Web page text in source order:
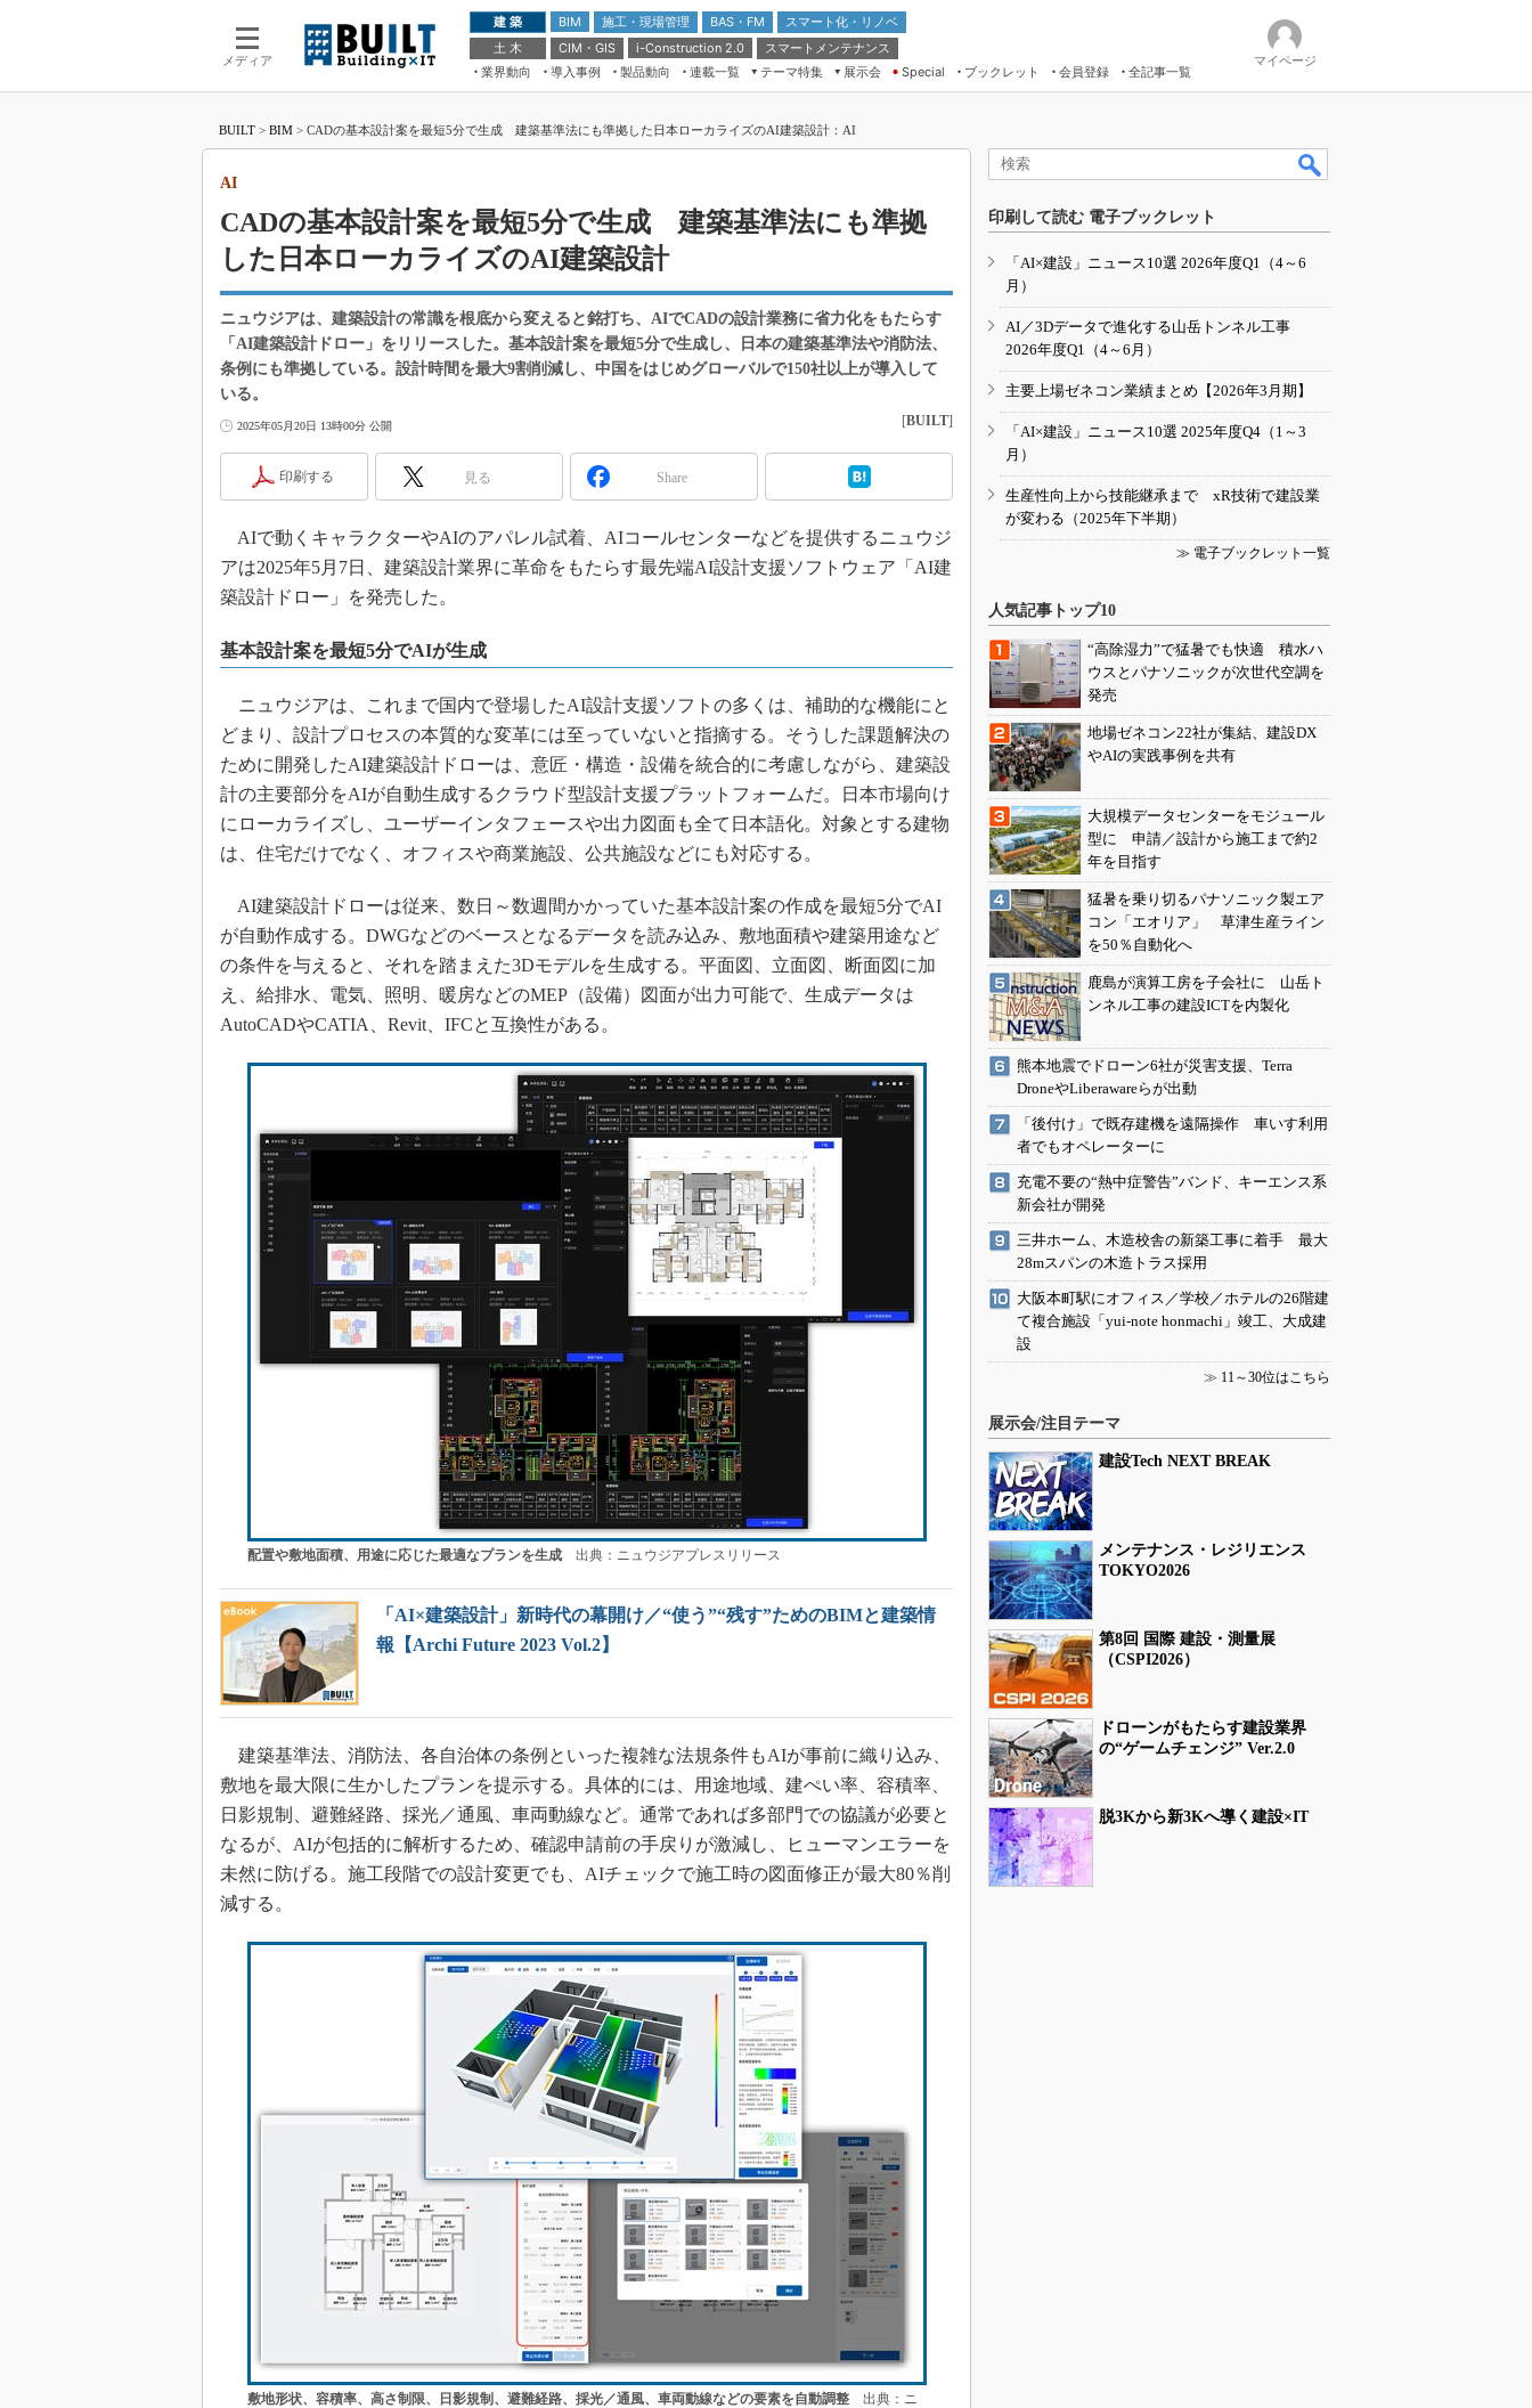
メディア
建 築 BIM 施工・現場管理 BAS・FM
スマート化・リノベ
土 木
CIM・GIS i-Construction 2.0
スマートメンテナンス
業界動向
導入事例 製品動向 連載一覧
テーマ特集
ドローンがもたらす建設業界の“ゲー
ムチェンジ” Ver.2.0
“Society5.0”時代のスマートビル
VR／ARが描くモノづくりのミライ
展示会
第8回 国際 建設・測量展
築・土木・不動産の先端技術展－
Japan Drone 2023
メンテナンス・レジリエンスOSAKA
日本 ものづくりワールド 2020
メンテナンス・レジリエンスTOKYO
Special ブックレット 会員登録 全記事一覧
マイページ
BUILT > BIM > CADの基本設計案を最短5分で生成 建築基準法にも準拠した日本ローカライズのAI建築設計：AI
CADの基本設計案を最短5分で生成 建築基準法にも準拠
した日本ローカライズのAI建築設計
AI
ニュウジアは、建築設計の常識を根底から変えると銘打ち、AIでCADの設計業務に省力化をもたらす
「AI建築設計ドロー」をリリースした。基本設計案を最短5分で生成し、日本の建築基準法や消防法、
条例にも準拠している。設計時間を最大9割削減し、中国をはじめグローバルで150社以上が導入して
いる。
2025年05月20日 13時00分 公開 [BUILT]
印刷する 見る Share
AIで動くキャラクターやAIのアパレル試着、AIコールセンターなどを提供するニュウジ
アは2025年5月7日、建築設計業界に革命をもたらす最先端AI設計支援ソフトウェア「AI建
築設計ドロー」を発売した。
基本設計案を最短5分でAIが生成
ニュウジアは、これまで国内で登場したAI設計支援ソフトの多くは、補助的な機能にと
どまり、設計プロセスの本質的な変革には至っていないと指摘する。そうした課題解決の
ために開発したAI建築設計ドローは、意匠・構造・設備を統合的に考慮しながら、建築設
計の主要部分をAIが自動生成するクラウド型設計支援プラットフォームだ。日本市場向け
にローカライズし、ユーザーインタフェースや出力図面も全て日本語化。対象とする建物
は、住宅だけでなく、オフィスや商業施設、公共施設などにも対応する。
AI建築設計ドローは従来、数日～数週間かかっていた基本設計案の作成を最短5分でAI
が自動作成する。DWGなどのベースとなるデータを読み込み、敷地面積や建築用途など
の条件を与えると、それを踏まえた3Dモデルを生成する。平面図、立面図、断面図に加
え、給排水、電気、照明、暖房などのMEP（設備）図面が出力可能で、生成データは
AutoCADやCATIA、Revit、IFCと互換性がある。
配置や敷地面積、用途に応じた最適なプランを生成出典：ニュウジアプレスリリース
「AI×建築設計」新時代の幕開け／“使う”“残す”ためのBIMと建築情
報【Archi Future 2023 Vol.2】
建築基準法、消防法、各自治体の条例といった複雑な法規条件もAIが事前に織り込み、
敷地を最大限に生かしたプランを提示する。具体的には、用途地域、建ぺい率、容積率、
日影規制、避難経路、採光／通風、車両動線など。通常であれば多部門での協議が必要と
なるが、AIが包括的に解析するため、確認申請前の手戻りが激減し、ヒューマンエラーを
未然に防げる。施工段階での設計変更でも、AIチェックで施工時の図面修正が最大80％削
減する。
敷地形状、容積率、高さ制限、日影規制、避難経路、採光／通風、車両動線などの要素を自動調整出典：ニ
印刷して読む 電子ブックレット
「AI×建設」ニュース10選 2026年度Q1（4～6
月）
AI／3Dデータで進化する山岳トンネル工事
2026年度Q1（4～6月）
主要上場ゼネコン業績まとめ【2026年3月期】
「AI×建設」ニュース10選 2025年度Q4（1～3
月）
生産性向上から技能継承まで xR技術で建設業
が変わる（2025年下半期）
≫ 電子ブックレット一覧
人気記事トップ10
“高除湿力”で猛暑でも快適 積水ハ
ウスとパナソニックが次世代空調を
発売
地場ゼネコン22社が集結、建設DX
やAIの実践事例を共有
大規模データセンターをモジュール
型に 申請／設計から施工まで約2
年を目指す
猛暑を乗り切るパナソニック製エア
コン「エオリア」 草津生産ライン
を50％自動化へ
鹿島が演算工房を子会社に 山岳ト
ンネル工事の建設ICTを内製化
熊本地震でドローン6社が災害支援、Terra
DroneやLiberawareらが出動
「後付け」で既存建機を遠隔操作 車いす利用
者でもオペレーターに
充電不要の“熱中症警告”バンド、キーエンス系
新会社が開発
三井ホーム、木造校舎の新築工事に着手 最大
28mスパンの木造トラス採用
大阪本町駅にオフィス／学校／ホテルの26階建
て複合施設「yui-note honmachi」竣工、大成建
設
≫ 11～30位はこちら
展示会/注目テーマ
建設Tech NEXT BREAK
メンテナンス・レジリエンス
TOKYO2026
第8回 国際 建設・測量展
（CSPI2026）
ドローンがもたらす建設業界
の“ゲームチェンジ” Ver.2.0
脱3Kから新3Kへ導く建設×IT